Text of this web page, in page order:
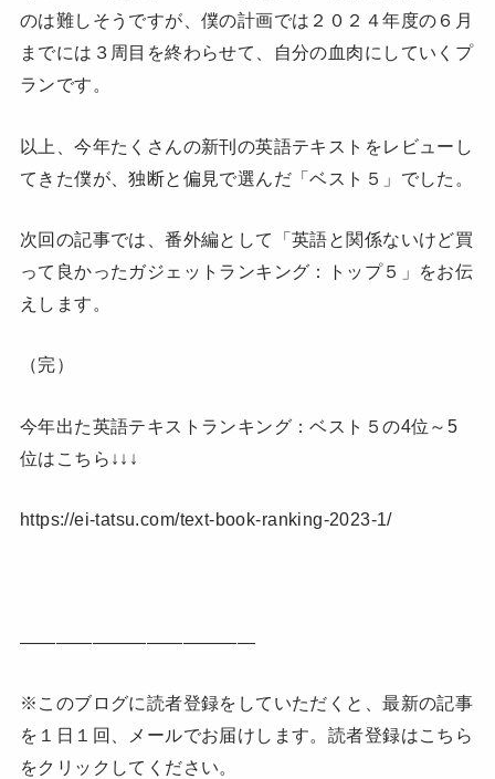
のは難しそうですが、僕の計画では２０２４年度の６月
までには３周目を終わらせて、自分の血肉にしていくプ
ランです。
以上、今年たくさんの新刊の英語テキストをレビューし
てきた僕が、独断と偏見で選んだ「ベスト５」でした。
次回の記事では、番外編として「英語と関係ないけど買
って良かったガジェットランキング：トップ５」をお伝
えします。
（完）
今年出た英語テキストランキング：ベスト５の4位～5
位はこちら↓↓↓
https://ei-tatsu.com/text-book-ranking-2023-1/
—————————————
※このブログに読者登録をしていただくと、最新の記事
を１日１回、メールでお届けします。読者登録はこちら
をクリックしてください。